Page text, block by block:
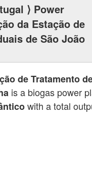
⟩ Power
da Estação de
de São João
de Tratamento
is a biogas power
with a total